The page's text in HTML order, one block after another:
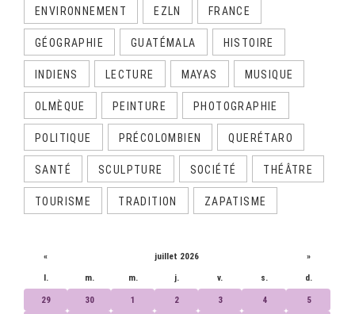
ENVIRONNEMENT EZLN FRANCE
GÉOGRAPHIE GUATÉMALA HISTOIRE
INDIENS LECTURE MAYAS MUSIQUE
OLMÈQUE PEINTURE PHOTOGRAPHIE
POLITIQUE PRÉCOLOMBIEN QUERÉTARO
SANTÉ SCULPTURE SOCIÉTÉ THÉÂTRE
TOURISME TRADITION ZAPATISME
« juillet 2026 »
l. m. m. j. v. s. d.
29 30 1 2 3 4 5